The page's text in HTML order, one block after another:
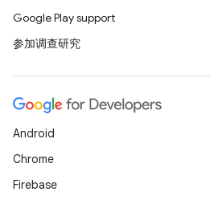
Google Play support
参加调查研究
Android
Chrome
Firebase